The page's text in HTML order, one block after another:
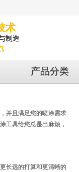
术
制造
产品分类
并且满足您的喷涂需求
工具给您总是出麻烦，
长远的打算和更清晰的